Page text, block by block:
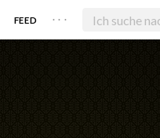
FEED . . .